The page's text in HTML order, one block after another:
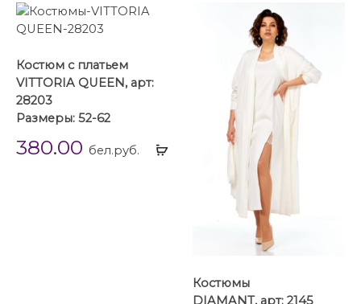
Выбрать
Костюм с платьем
VITTORIA QUEEN, арт:
28203
Размеры: 52-62
380.00 бел.руб.
Костюмы
DIAMANT, арт: 2145